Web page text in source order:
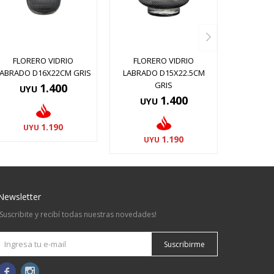
FLORERO VIDRIO
D16X22CM GRIS
UYU 1.400
UYU 1.190
FLORERO VIDRIO
LABRADO D15X22.5CM
GRIS
UYU 1.400
UYU 1.190
y recibí todas nuestras novedades!
Suscribirme
 